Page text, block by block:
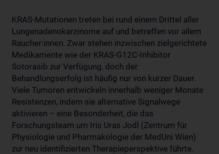
KRAS-Mutationen treten bei rund einem Drittel aller
Lungenadenokarzinome auf und betreffen vor allem
Raucher:innen. Zwar stehen inzwischen zielgerichtete
Medikamente wie der KRAS-G12C-Inhibitor
Sotorasib zur Verfügung, doch der
Behandlungserfolg ist häufig nur von kurzer Dauer.
Viele Tumoren entwickeln innerhalb weniger Monate
Resistenzen, indem sie alternative Signalwege
aktivieren – eine Besonderheit, die das
Forschungsteam um Iris Uras Jodl (Zentrum für
Physiologie und Pharmakologie der MedUni Wien)
zur neu identifizierten Therapieperspektive führte.